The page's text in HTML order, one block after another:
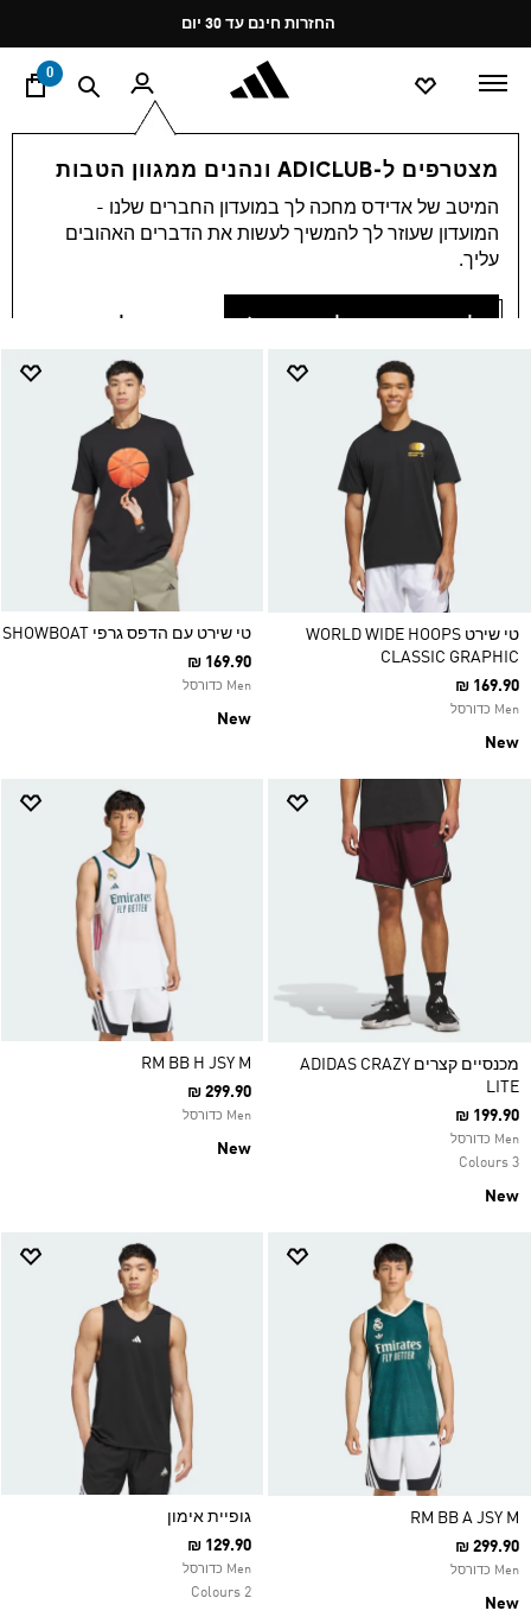
Pause
promotion
rotation
החזרות חינם עד 30 יום
0
מצטרפים ל-ADICLUB ונהנים ממגוון הטבות
המיטב של אדידס מחכה לך במועדון החברים שלנו -
המועדון שעוזר לך להמשיך לעשות את הדברים האהובים
עליך.
להתחברות או להצטרפות אפשר לסגור
ביגוד כדורסל (105)
סינון ומיון
טי שירט WORLD WIDE HOOPS
CLASSIC GRAPHIC
₪ 169.90
Men כדורסל
New
טי שירט עם הדפס גרפי SHOWBOAT
₪ 169.90
Men כדורסל
New
מכנסיים קצרים ADIDAS CRAZY
LITE
₪ 199.90
Men כדורסל
3 Colours
New
RM BB H JSY M
₪ 299.90
Men כדורסל
New
RM BB A JSY M
₪ 299.90
Men כדורסל
New
גופיית אימון
₪ 129.90
Men כדורסל
2 Colours